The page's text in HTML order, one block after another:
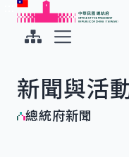
跳到主要內容
中華民國總統府
新聞與活
總統府新聞